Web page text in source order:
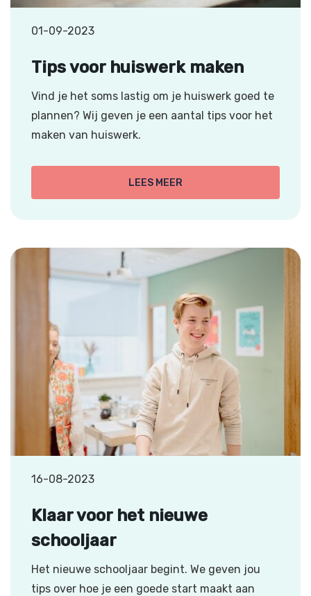
01-09-2023
Tips voor huiswerk maken
Vind je het soms lastig om je huiswerk goed te
plannen? Wij geven je een aantal tips voor het
maken van huiswerk.
LEES MEER
16-08-2023
Klaar voor het nieuwe
schooljaar
Het nieuwe schooljaar begint. We geven jou
tips over hoe je een goede start maakt aan